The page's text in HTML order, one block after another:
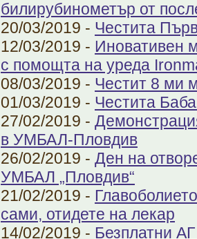
билирубинометър от
20/03/2019 - Честита
12/03/2019 - Иновативен
с помощта на уреда
08/03/2019 - Честит 8 ми
01/03/2019 - Честита
27/02/2019 -
в УМБАЛ-Пловдив
26/02/2019 - Ден на
УМБАЛ „Пловдив“
21/02/2019 -
сами, отидете на лекар
14/02/2019 - Безплатни